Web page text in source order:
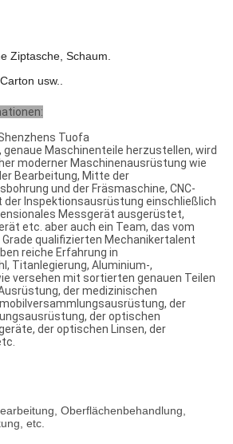
Ziptasche, Schaum
Carton usw.
Tuofa
Maschinenteile herzustellen, wird
moderner Maschinenausrüstung wie
Bearbeitung, Mitte der
und der Fräsmaschine, CNC-
der Inspektionsausrüstung einschließlich
Messgerät ausgerüstet,
etc. aber auch ein Team, das vom
qualifizierten Mechanikertalent
reiche Erfahrung in
Titanlegierung, Aluminium-,
versehen mit sortierten genauen Teilen
der medizinischen
der
der optischen
der optischen Linsen, der
Oberflächenbehandlung,
etc.